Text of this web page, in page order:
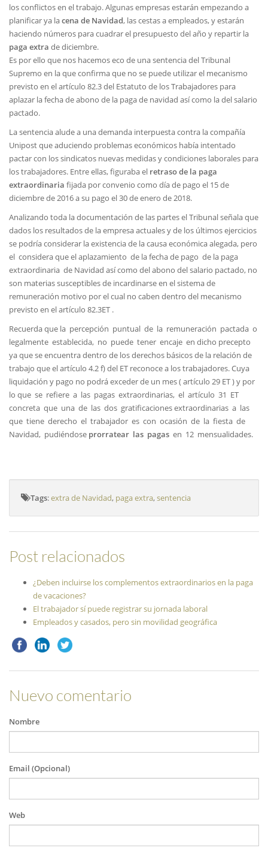
los conflictos en el trabajo. Algunas empresas estarán empezando a
planificar ya lacena de Navidad, las cestas a empleados, y estarán
haciendo números para cuadrar el presupuesto del año y repartir la
paga extra de diciembre.
Es por ello que nos hacemos eco de una sentencia del Tribunal
Supremo en la que confirma que no se puede utilizar el mecanismo
previsto en el artículo 82.3 del Estatuto de los Trabajadores para
aplazar la fecha de abono de la paga de navidad así como la del salario
pactado.
La sentencia alude a una demanda interpuesta contra la compañía
Unipost que aduciendo problemas económicos había intentado
pactar con los sindicatos nuevas medidas y condiciones laborales para
los trabajadores. Entre ellas, figuraba el retraso de la paga
extraordinaria fijada por convenio como día de pago el 15 de
diciembre de 2016 a su pago el 30 de enero de 2018.
Analizando toda la documentación de las partes el Tribunal señala que
dados los resultados de la empresa actuales y de los últimos ejercicios
se podría considerar la existencia de la causa económica alegada, pero
el considera que el aplazamiento de la fecha de pago de la paga
extraordinaria de Navidad así como del abono del salario pactado, no
son materias susceptibles de incardinarse en el sistema de
remuneración motivo por el cual no caben dentro del mecanismo
previsto en el artículo 82.3ET .
Recuerda que la percepción puntual de la remuneración pactada o
legalmente establecida, no puede tener encaje en dicho precepto
ya que se encuentra dentro de los derechos básicos de la relación de
trabajo que el artículo 4.2 f) del ET reconoce a los trabajadores. Cuya
liquidación y pago no podrá exceder de un mes ( artículo 29 ET ) y por
lo que se refiere a las pagas extraordinarias, el artículo 31 ET
concreta que una de las dos gratificaciones extraordinarias a las
que tiene derecho el trabajador es con ocasión de la fiesta de
Navidad, pudiéndose prorratear las pagas en 12 mensualidades.
Tags:extra de Navidad, paga extra,sentencia
Post relacionados
¿Deben incluirse los complementos extraordinarios en la paga
de vacaciones?
El trabajador sí puede registrar su jornada laboral
Empleados y casados, pero sin movilidad geográfica
Nuevo comentario
Nombre
Email (Opcional)
Web